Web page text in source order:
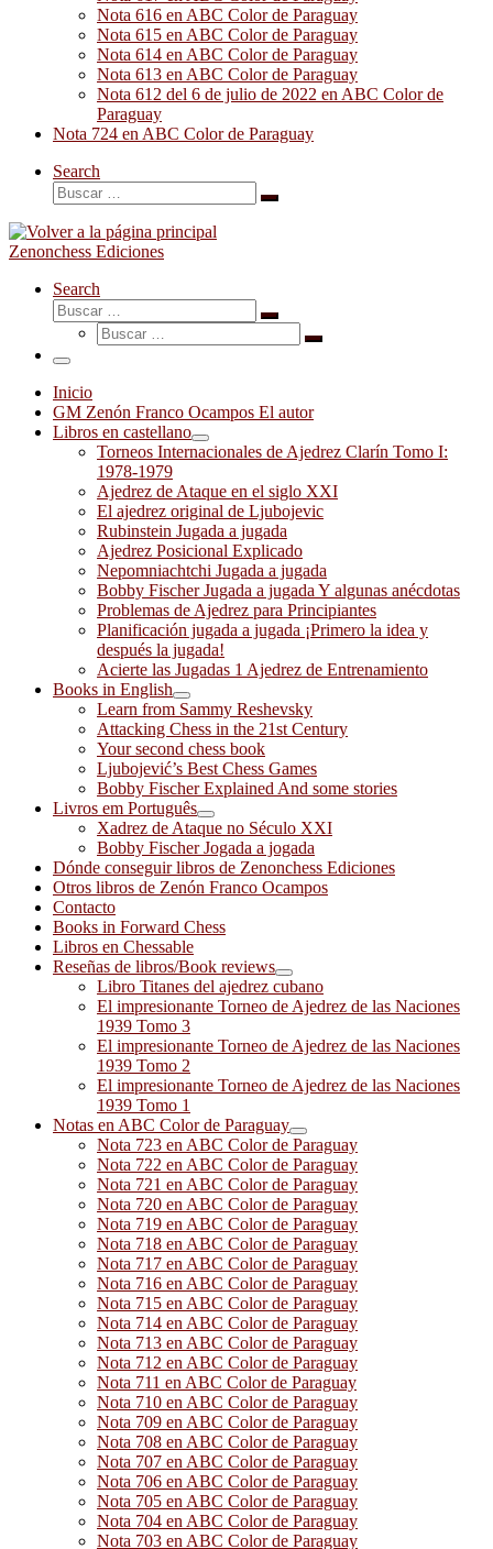
Nota 616 en ABC Color de Paraguay
Nota 615 en ABC Color de Paraguay
Nota 614 en ABC Color de Paraguay
Nota 613 en ABC Color de Paraguay
Nota 612 del 6 de julio de 2022 en ABC Color de
Paraguay
Nota 724 en ABC Color de Paraguay
Search
Buscar
Buscar
Zenonchess Ediciones
Search
Buscar
Buscar
Buscar
Buscar
Menú
Inicio
GM Zenón Franco Ocampos El autor
Libros en castellano
Torneos Internacionales de Ajedrez Clarín Tomo I:
1978-1979
Ajedrez de Ataque en el siglo XXI
El ajedrez original de Ljubojevic
Rubinstein Jugada a jugada
Ajedrez Posicional Explicado
Nepomniachtchi Jugada a jugada
Bobby Fischer Jugada a jugada Y algunas anécdotas
Problemas de Ajedrez para Principiantes
Planificación jugada a jugada ¡Primero la idea y
después la jugada!
Acierte las Jugadas 1 Ajedrez de Entrenamiento
Books in English
Learn from Sammy Reshevsky
Attacking Chess in the 21st Century
Your second chess book
Ljubojević’s Best Chess Games
Bobby Fischer Explained And some stories
Livros em Português
Xadrez de Ataque no Século XXI
Bobby Fischer Jogada a jogada
Dónde conseguir libros de Zenonchess Ediciones
Otros libros de Zenón Franco Ocampos
Contacto
Books in Forward Chess
Libros en Chessable
Reseñas de libros/Book reviews
Libro Titanes del ajedrez cubano
El impresionante Torneo de Ajedrez de las Naciones
1939 Tomo 3
El impresionante Torneo de Ajedrez de las Naciones
1939 Tomo 2
El impresionante Torneo de Ajedrez de las Naciones
1939 Tomo 1
Notas en ABC Color de Paraguay
Nota 723 en ABC Color de Paraguay
Nota 722 en ABC Color de Paraguay
Nota 721 en ABC Color de Paraguay
Nota 720 en ABC Color de Paraguay
Nota 719 en ABC Color de Paraguay
Nota 718 en ABC Color de Paraguay
Nota 717 en ABC Color de Paraguay
Nota 716 en ABC Color de Paraguay
Nota 715 en ABC Color de Paraguay
Nota 714 en ABC Color de Paraguay
Nota 713 en ABC Color de Paraguay
Nota 712 en ABC Color de Paraguay
Nota 711 en ABC Color de Paraguay
Nota 710 en ABC Color de Paraguay
Nota 709 en ABC Color de Paraguay
Nota 708 en ABC Color de Paraguay
Nota 707 en ABC Color de Paraguay
Nota 706 en ABC Color de Paraguay
Nota 705 en ABC Color de Paraguay
Nota 704 en ABC Color de Paraguay
Nota 703 en ABC Color de Paraguay